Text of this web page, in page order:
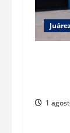
1